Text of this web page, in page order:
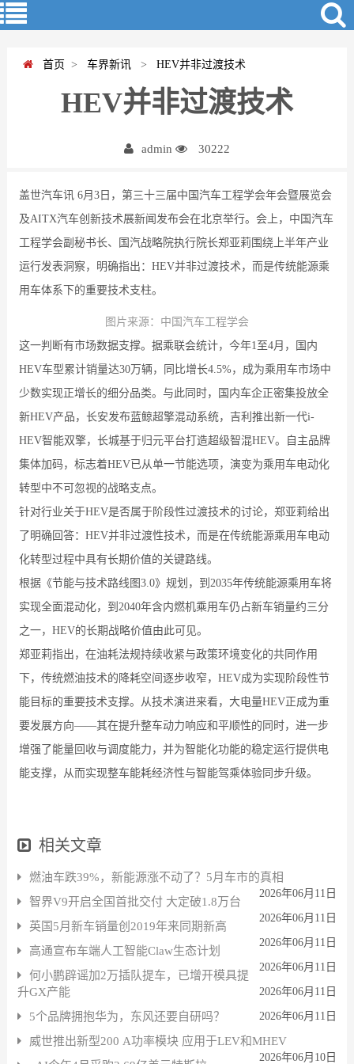
首页 > 车界新讯 > HEV并非过渡技术
HEV并非过渡技术
admin 30222
盖世汽车讯 6月3日，第三十三届中国汽车工程学会年会暨展览会
及AITX汽车创新技术展新闻发布会在北京举行。会上，中国汽车
工程学会副秘书长、国汽战略院执行院长郑亚莉围绕上半年产业
运行发表洞察，明确指出：HEV并非过渡技术，而是传统能源乘
用车体系下的重要技术支柱。
图片来源：中国汽车工程学会
这一判断有市场数据支撑。据乘联会统计，今年1至4月，国内
HEV车型累计销量达30万辆，同比增长4.5%，成为乘用车市场中
少数实现正增长的细分品类。与此同时，国内车企正密集投放全
新HEV产品，长安发布蓝鲸超擎混动系统，吉利推出新一代i-
HEV智能双擎，长城基于归元平台打造超级智混HEV。自主品牌
集体加码，标志着HEV已从单一节能选项，演变为乘用车电动化
转型中不可忽视的战略支点。
针对行业关于HEV是否属于阶段性过渡技术的讨论，郑亚莉给出
了明确回答：HEV并非过渡性技术，而是在传统能源乘用车电动
化转型过程中具有长期价值的关键路线。
根据《节能与技术路线图3.0》规划，到2035年传统能源乘用车将
实现全面混动化，到2040年含内燃机乘用车仍占新车销量约三分
之一，HEV的长期战略价值由此可见。
郑亚莉指出，在油耗法规持续收紧与政策环境变化的共同作用
下，传统燃油技术的降耗空间逐步收窄，HEV成为实现阶段性节
能目标的重要技术支撑。从技术演进来看，大电量HEV正成为重
要发展方向——其在提升整车动力响应和平顺性的同时，进一步
增强了能量回收与调度能力，并为智能化功能的稳定运行提供电
能支撑，从而实现整车能耗经济性与智能驾乘体验同步升级。
相关文章
燃油车跌39%，新能源涨不动了？5月车市的真相
2026年06月11日
智界V9开启全国首批交付 大定破1.8万台
2026年06月11日
英国5月新车销量创2019年来同期新高
2026年06月11日
高通宣布车端人工智能Claw生态计划
2026年06月11日
何小鹏辟谣加2万插队提车，已增开模具提
升GX产能
2026年06月11日
5个品牌拥抱华为，东风还要自研吗？ 2026年06月11日
威世推出新型200 A功率模块 应用于LEV和MHEV
2026年06月10日